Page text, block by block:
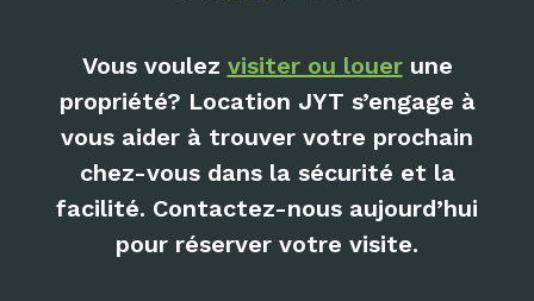
Vous voulez visiter ou louerune
propriété? Location JYT s’engage à
vous aider à trouver votre prochain
chez-vous dans la sécurité et la
facilité. Contactez-nous aujourd’hui
pour réserver votre visite.